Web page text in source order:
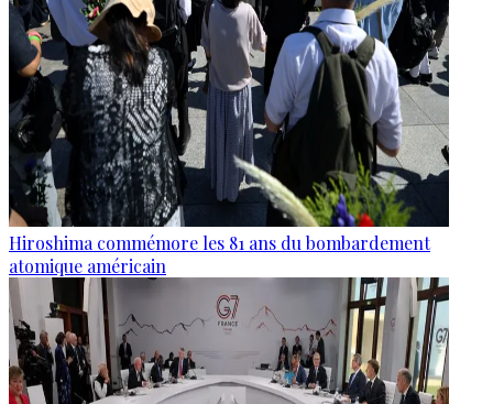
Hiroshima commémore les 81 ans du bombardement
atomique américain